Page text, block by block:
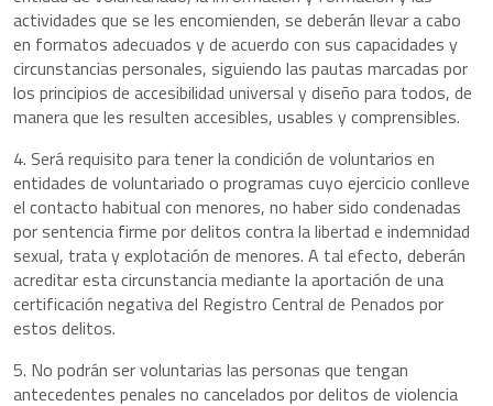
actividades que se les encomienden, se deberán llevar a cabo
en formatos adecuados y de acuerdo con sus capacidades y
circunstancias personales, siguiendo las pautas marcadas por
los principios de accesibilidad universal y diseño para todos, de
manera que les resulten accesibles, usables y comprensibles.
4. Será requisito para tener la condición de voluntarios en
entidades de voluntariado o programas cuyo ejercicio conlleve
el contacto habitual con menores, no haber sido condenadas
por sentencia firme por delitos contra la libertad e indemnidad
sexual, trata y explotación de menores. A tal efecto, deberán
acreditar esta circunstancia mediante la aportación de una
certificación negativa del Registro Central de Penados por
estos delitos.
5. No podrán ser voluntarias las personas que tengan
antecedentes penales no cancelados por delitos de violencia